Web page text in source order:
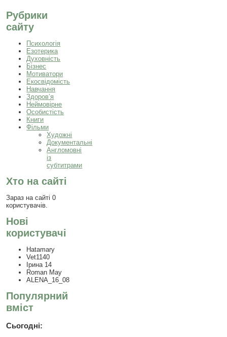
Рубрики
сайту
Психологія
Езотерика
Духовність
Бізнес
Мотиватори
Екосвідомість
Навчання
Здоров’я
Неймовірне
Особистість
Книги
Фільми
Художні
Документальні
Англомовні
із
субтитрами
Хто на сайті
Зараз на сайті 0
користувачів.
Нові
користувачі
Hatamary
Vet1140
Ірина 14
Roman May
ALENA_16_08
Популярний
вміст
Сьогодні: